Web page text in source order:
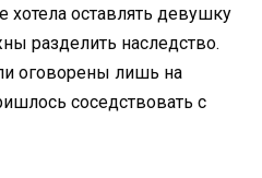
оставлять девушку
разделить наследство.
оговорены лишь на
соседствовать с